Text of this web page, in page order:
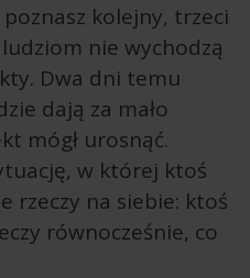
kolejny, trzeci
nie wychodzą
Dwa dni temu
dają za mało
mógł urosnąć.
w której ktoś
rzeczy na siebie: ktoś
równocześnie, co